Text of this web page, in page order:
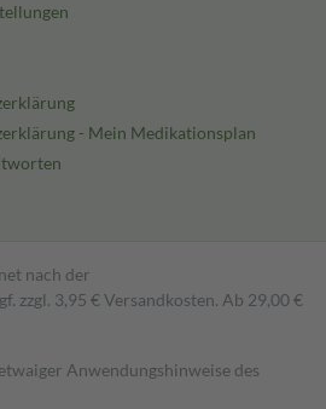
- Mein Medikationsplan
nach der
zzgl. 3,95 € Versandkosten. Ab 29,00 €
Anwendungshinweise des